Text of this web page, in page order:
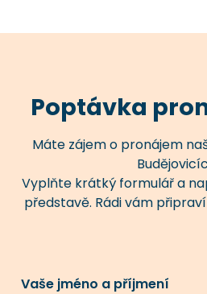
Poptávka
Máte zájem o pronájem
Vyplňte krátký formulář a
představě. Rádi vám
Vaše jméno a příjmení